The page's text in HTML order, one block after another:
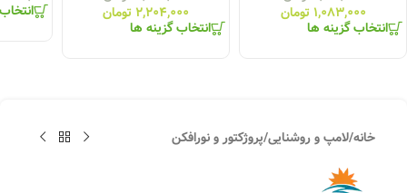
۱,۰۸۳,۰۰۰ تومان
انتخاب گزینه ها
۲,۲۰۴,۰۰۰ تومان
انتخاب گزینه ها
خانه/لامپ و روشنایی/پروژکتور و نورافکن